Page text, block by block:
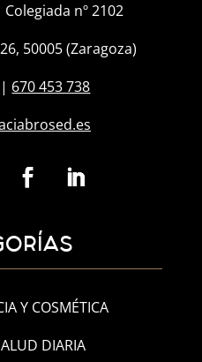
nº 2102
50005 (Zaragoza)
| 670 453 738
Y COSMÉTICA
DIARIA